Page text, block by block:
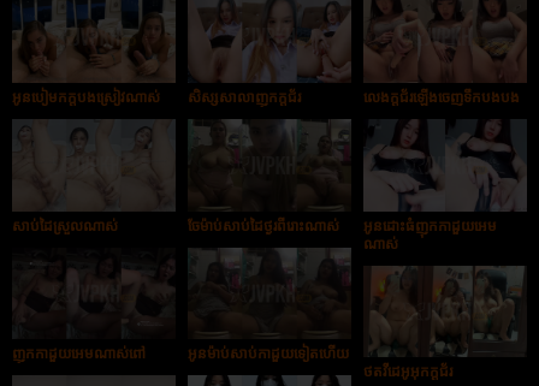
អូនបៀមកក្ដបងស្រៀវណាស់ សិស្សសាលាញុកក្ដជ័រ លេងក្ដជ័រឡើងចេញទឹកបងបង
សាប់ដៃស្រួលណាស់ ចែម៉ាប់សាប់ដៃថ្ងូរពីរោះណាស់
អូនដោះធំញុកកាដួយអេម
ណាស់
ញុកកាដួយអេមណាស់ពៅ
អូនម៉ាប់សាប់កាដួយទៀតហើយ
ថតវីដេអូអុកក្ដជ័រ